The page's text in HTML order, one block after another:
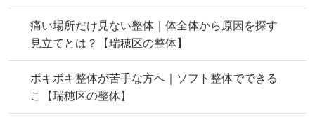
痛い場所だけ見ない整体｜体全体から原因を探す
見立てとは？【瑞穂区の整体】
ボキボキ整体が苦手な方へ｜ソフト整体でできる
こ【瑞穂区の整体】